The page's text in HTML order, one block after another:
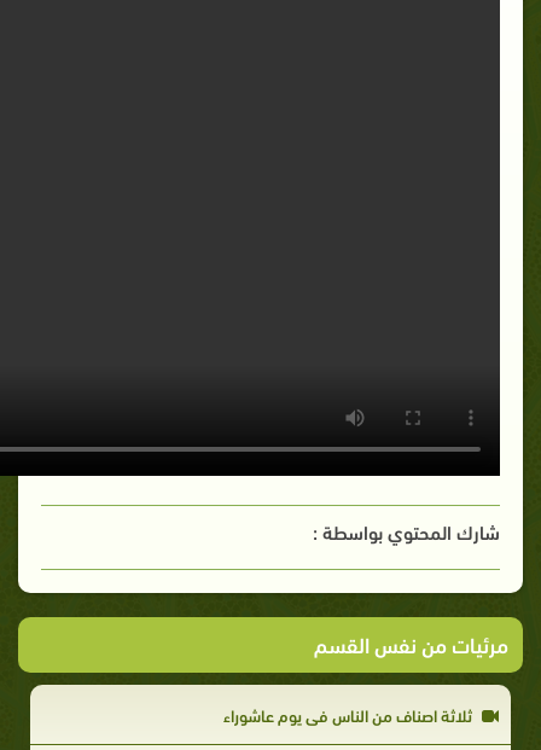
شارك المحتوي بواسطة :
مرئيات من نفس القسم
ثلاثة اصناف من الناس فى يوم عاشوراء